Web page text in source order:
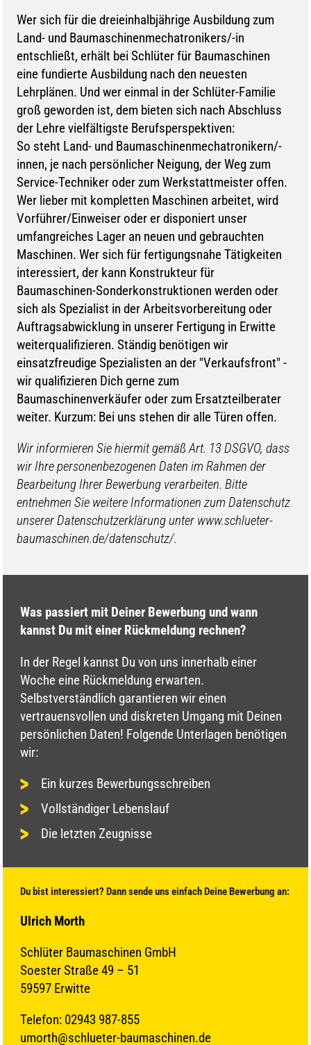
Wer sich für die dreieinhalbjährige Ausbildung zum
Land- und Baumaschinenmechatronikers/-in
entschließt, erhält bei Schlüter für Baumaschinen
eine fundierte Ausbildung nach den neuesten
Lehrplänen. Und wer einmal in der Schlüter-Familie
groß geworden ist, dem bieten sich nach Abschluss
der Lehre vielfältigste Berufsperspektiven:
So steht Land- und Baumaschinenmechatronikern/-
innen, je nach persönlicher Neigung, der Weg zum
Service-Techniker oder zum Werkstattmeister offen.
Wer lieber mit kompletten Maschinen arbeitet, wird
Vorführer/Einweiser oder er disponiert unser
umfangreiches Lager an neuen und gebrauchten
Maschinen. Wer sich für fertigungsnahe Tätigkeiten
interessiert, der kann Konstrukteur für
Baumaschinen-Sonderkonstruktionen werden oder
sich als Spezialist in der Arbeitsvorbereitung oder
Auftragsabwicklung in unserer Fertigung in Erwitte
weiterqualifizieren. Ständig benötigen wir
einsatzfreudige Spezialisten an der "Verkaufsfront" -
wir qualifizieren Dich gerne zum
Baumaschinenverkäufer oder zum Ersatzteilberater
weiter. Kurzum: Bei uns stehen dir alle Türen offen.
Wir informieren Sie hiermit gemäß Art. 13 DSGVO, dass
wir Ihre personenbezogenen Daten im Rahmen der
Bearbeitung Ihrer Bewerbung verarbeiten. Bitte
entnehmen Sie weitere Informationen zum Datenschutz
unserer Datenschutzerklärung unter www.schlueter-
baumaschinen.de/datenschutz/.
Was passiert mit Deiner Bewerbung und wann
kannst Du mit einer Rückmeldung rechnen?
In der Regel kannst Du von uns innerhalb einer
Woche eine Rückmeldung erwarten.
Selbstverständlich garantieren wir einen
vertrauensvollen und diskreten Umgang mit Deinen
persönlichen Daten! Folgende Unterlagen benötigen
wir:
Ein kurzes Bewerbungsschreiben
Vollständiger Lebenslauf
Die letzten Zeugnisse
Du bist interessiert? Dann sende uns einfach Deine Bewerbung an:
Ulrich Morth
Schlüter Baumaschinen GmbH
Soester Straße 49 – 51
59597 Erwitte
Telefon: 02943 987-855
umorth@schlueter-baumaschinen.de